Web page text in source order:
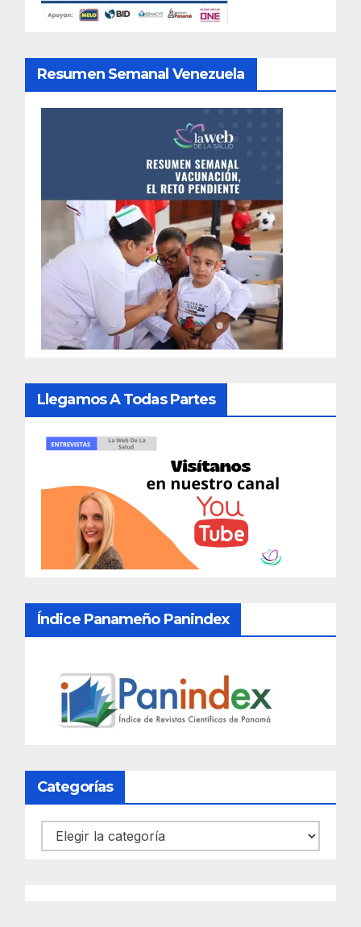
Resumen Semanal Venezuela
Llegamos A Todas Partes
Índice Panameño Panindex
Categorías
Categorías